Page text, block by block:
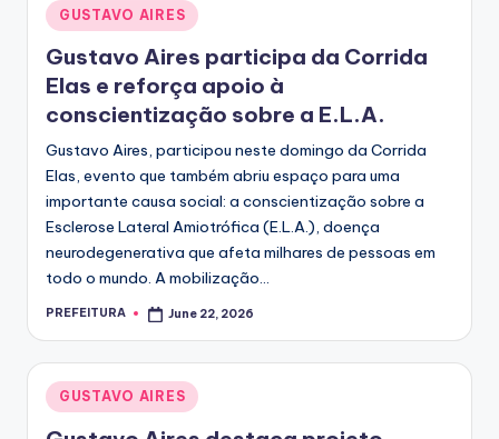
Posted
in
GUSTAVO AIRES
Gustavo Aires participa da Corrida
Elas e reforça apoio à
conscientização sobre a E.L.A.
Gustavo Aires, participou neste domingo da Corrida
Elas, evento que também abriu espaço para uma
importante causa social: a conscientização sobre a
Esclerose Lateral Amiotrófica (E.L.A.), doença
neurodegenerativa que afeta milhares de pessoas em
todo o mundo. A mobilização...
Posted
PREFEITURA June 22, 2026
Posted
GUSTAVO AIRES